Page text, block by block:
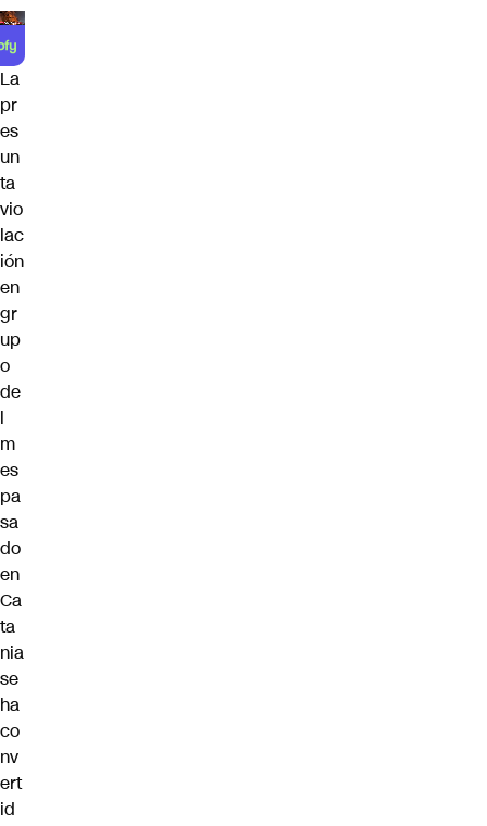
La
pr
es
un
ta
vio
lac
ión
en
gr
up
o
de
l
m
es
pa
sa
do
en
Ca
ta
nia
se
ha
co
nv
ert
id